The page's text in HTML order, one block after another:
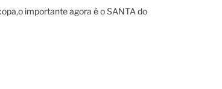
importante agora é o SANTA do